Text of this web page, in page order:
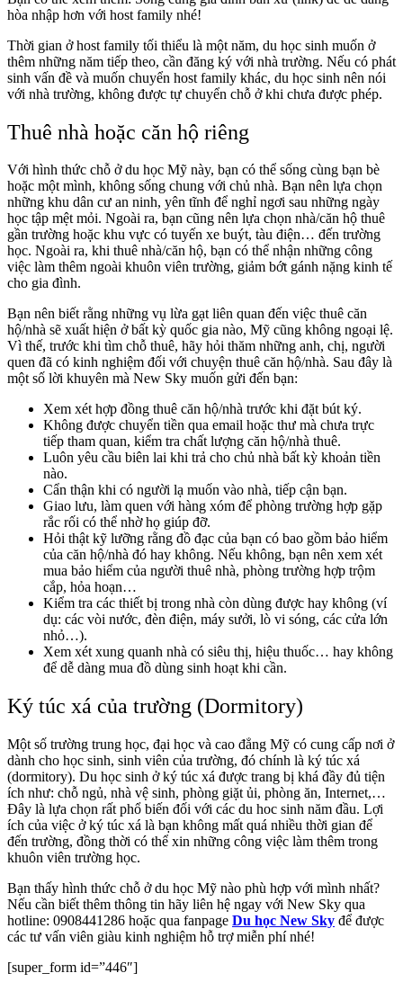
hòa nhập hơn với host family nhé!
Thời gian ở host family tối thiểu là một năm, du học sinh muốn ở
thêm những năm tiếp theo, cần đăng ký với nhà trường. Nếu có phát
sinh vấn đề và muốn chuyển host family khác, du học sinh nên nói
với nhà trường, không được tự chuyển chỗ ở khi chưa được phép.
Thuê nhà hoặc căn hộ riêng
Với hình thức chỗ ở du học Mỹ này, bạn có thể sống cùng bạn bè
hoặc một mình, không sống chung với chủ nhà. Bạn nên lựa chọn
những khu dân cư an ninh, yên tĩnh để nghỉ ngơi sau những ngày
học tập mệt mỏi. Ngoài ra, bạn cũng nên lựa chọn nhà/căn hộ thuê
gần trường hoặc khu vực có tuyến xe buýt, tàu điện… đến trường
học. Ngoài ra, khi thuê nhà/căn hộ, bạn có thể nhận những công
việc làm thêm ngoài khuôn viên trường, giảm bớt gánh nặng kinh tế
cho gia đình.
Bạn nên biết rằng những vụ lừa gạt liên quan đến việc thuê căn
hộ/nhà sẽ xuất hiện ở bất kỳ quốc gia nào, Mỹ cũng không ngoại lệ.
Vì thế, trước khi tìm chỗ thuê, hãy hỏi thăm những anh, chị, người
quen đã có kinh nghiệm đối với chuyện thuê căn hộ/nhà. Sau đây là
một số lời khuyên mà New Sky muốn gửi đến bạn:
Xem xét hợp đồng thuê căn hộ/nhà trước khi đặt bút ký.
Không được chuyển tiền qua email hoặc thư mà chưa trực
tiếp tham quan, kiểm tra chất lượng căn hộ/nhà thuê.
Luôn yêu cầu biên lai khi trả cho chủ nhà bất kỳ khoản tiền
nào.
Cẩn thận khi có người lạ muốn vào nhà, tiếp cận bạn.
Giao lưu, làm quen với hàng xóm để phòng trường hợp gặp
rắc rối có thể nhờ họ giúp đỡ.
Hỏi thật kỹ lưỡng rằng đồ đạc của bạn có bao gồm bảo hiểm
của căn hộ/nhà đó hay không. Nếu không, bạn nên xem xét
mua bảo hiểm của người thuê nhà, phòng trường hợp trộm
cắp, hỏa hoạn…
Kiểm tra các thiết bị trong nhà còn dùng được hay không (ví
dụ: các vòi nước, đèn điện, máy sưởi, lò vi sóng, các cửa lớn
nhỏ…).
Xem xét xung quanh nhà có siêu thị, hiệu thuốc… hay không
để dễ dàng mua đồ dùng sinh hoạt khi cần.
Ký túc xá của trường (Dormitory)
Một số trường trung học, đại học và cao đẳng Mỹ có cung cấp nơi ở
dành cho học sinh, sinh viên của trường, đó chính là ký túc xá
(dormitory). Du học sinh ở ký túc xá được trang bị khá đầy đủ tiện
ích như: chỗ ngủ, nhà vệ sinh, phòng giặt ủi, phòng ăn, Internet,…
Đây là lựa chọn rất phổ biến đối với các du hoc sinh năm đầu. Lợi
ích của việc ở ký túc xá là bạn không mất quá nhiều thời gian để
đến trường, đồng thời có thể xin những công việc làm thêm trong
khuôn viên trường học.
Bạn thấy hình thức chỗ ở du học Mỹ nào phù hợp với mình nhất?
Nếu cần biết thêm thông tin hãy liên hệ ngay với New Sky qua
hotline: 0908441286 hoặc qua fanpage Du học New Sky để được
các tư vấn viên giàu kinh nghiệm hỗ trợ miễn phí nhé!
[super_form id=”446″]